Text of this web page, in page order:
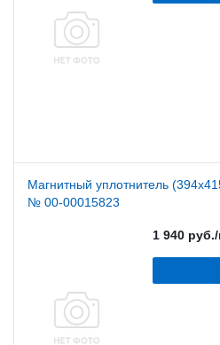
Магнитный уплотнитель
№ 00-00015823
1 940 руб.